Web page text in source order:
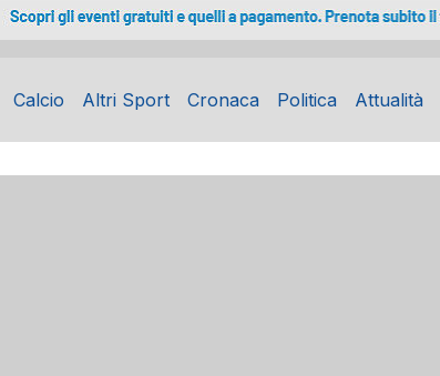
Calcio Altri Sport Cronaca Politica Attualità